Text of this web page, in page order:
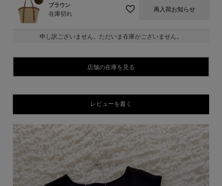
ブラウン
在庫切れ
再入荷お知らせ
申し訳ございません。ただいま在庫がございません。
店舗の在庫を見る
レビューを書く